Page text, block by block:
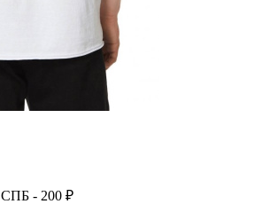
СПБ - 200 ₽